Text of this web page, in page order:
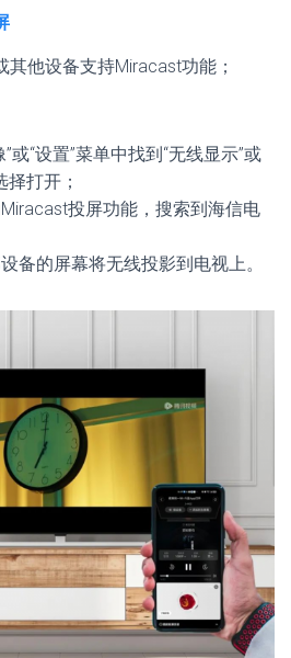
其他设备支持Miracast功能；
或“设置”菜单中找到“无线显示”或
择打开；
投屏功能，搜索到海信电
备的屏幕将无线投影到电视上。